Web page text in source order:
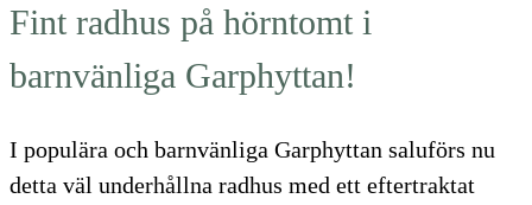
Fint radhus på hörntomt i
barnvänliga Garphyttan!
I populära och barnvänliga Garphyttan saluförs nu
detta väl underhållna radhus med ett eftertraktat